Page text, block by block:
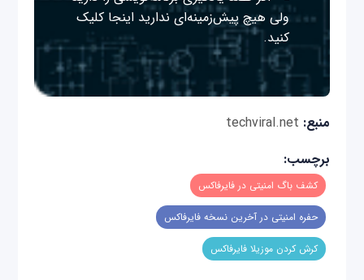
ولی هیچ پیش‌زمینه‌ای نداریداینجا کلیک
کنید.
منبع: techviral.net
برچسب:
کشف باگ امنیتی در فایرفاکس
حفره امنیتی در آخرین نسخه فایرفاکس
کرش کردن موزیلا فایرفاکس